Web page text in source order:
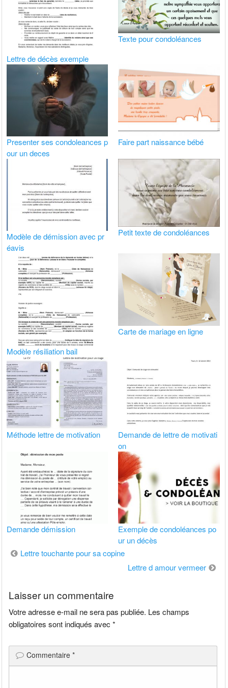
Lettre de décès exemple
Texte pour condoléances
Presenter ses condoleances p
our un deces
Faire part naissance bébé
Modèle de démission avec pr
éavis
Petit texte de condoléances
Modèle résiliation bail
Carte de mariage en ligne
Méthode lettre de motivation
Demande de lettre de motivati
on
Demande démission
Exemple de condoléances po
ur un décès
Navigation
Lettre touchante pour sa copine
Lettre d amour vermeer
Laisser un commentaire
Votre adresse e-mail ne sera pas publiée. Les champs
obligatoires sont indiqués avec*
Commentaire*